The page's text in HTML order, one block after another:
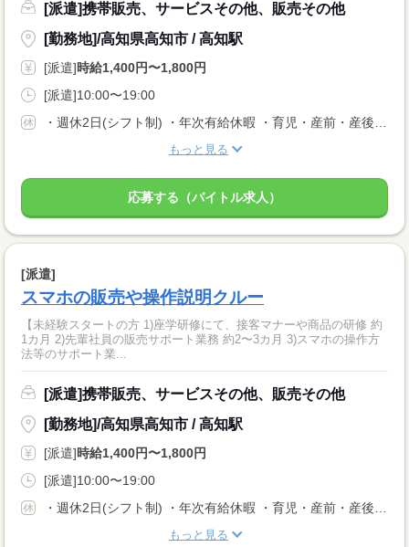
[派遣]携帯販売、サービスその他、販売その他
[勤務地]/高知県高知市 / 高知駅
[派遣]時給1,400円〜1,800円
[派遣]10:00〜19:00
・週休2日(シフト制) ・年次有給休暇 ・育児・産前・産後休暇 ・弔事休暇 ・結婚休暇 ・出産休暇 ・交通遮断休暇 ・感染症休暇 ・罹災休暇 ・私傷病休暇 ・その他社内規定による休暇多数有
もっと見る
応募する（バイトル求人）
[派遣]
スマホの販売や操作説明クルー
【未経験スタートの方 1)座学研修にて、接客マナーや商品の研修 約
1カ月 2)先輩社員の販売サポート業務 約2〜3カ月 3)スマホの操作方
法等のサポート業...
[派遣]携帯販売、サービスその他、販売その他
[勤務地]/高知県高知市 / 高知駅
[派遣]時給1,400円〜1,800円
[派遣]10:00〜19:00
・週休2日(シフト制) ・年次有給休暇 ・育児・産前・産後休暇 ・弔事休暇 ・結婚休暇 ・出産休暇 ・交通遮断休暇 ・感染症休暇 ・罹災休暇 ・私傷病休暇 ・その他社内規定による休暇多数有
もっと見る